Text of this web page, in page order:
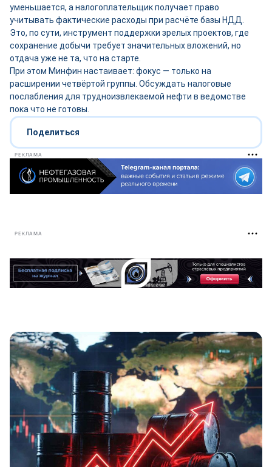
уменьшается, а налогоплательщик получает право
учитывать фактические расходы при расчёте базы НДД.
Это, по сути, инструмент поддержки зрелых проектов, где
сохранение добычи требует значительных вложений, но
отдача уже не та, что на старте.
При этом Минфин настаивает: фокус — только на
расширении четвёртой группы. Обсуждать налоговые
послабления для трудноизвлекаемой нефти в ведомстве
пока что не готовы.
Поделиться
РЕКЛАМА
РЕКЛАМА